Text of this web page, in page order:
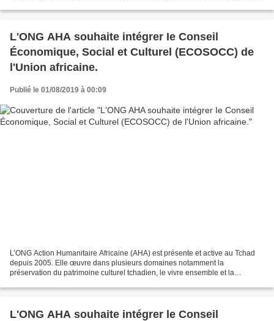
L'ONG AHA souhaite intégrer Ie Conseil
Économique, Social et Culturel (ECOSOCC) de
l'Union africaine.
Publié le 01/08/2019 à 00:09
L’ONG Action Humanitaire Africaine (AHA) est présente et active au Tchad
depuis 2005. Elle œuvre dans plusieurs domaines notamment la
préservation du patrimoine culturel tchadien, le vivre ensemble et la
L'ONG AHA souhaite intégrer le Conseil